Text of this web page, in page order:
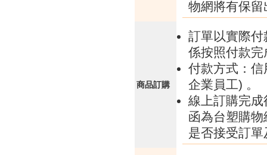
物網將有保
商品訂購
訂單以實際
係按照付款
付款方式：
企業員工) 。
線上訂購完
函為台塑購
是否接受訂